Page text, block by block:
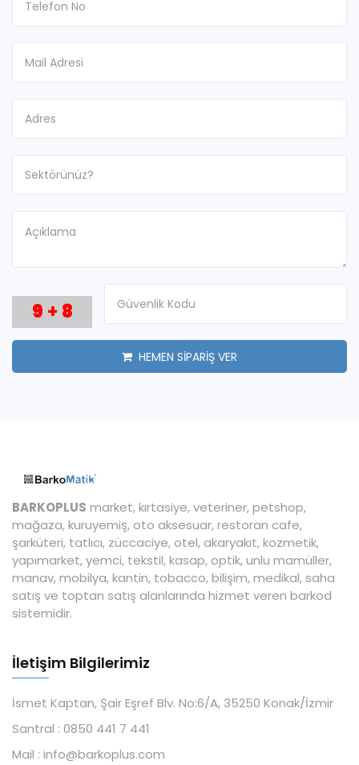
9 + 8
HEMEN SİPARİŞ VER
BARKOPLUS market, kırtasiye, veteriner, petshop,
mağaza, kuruyemiş, oto aksesuar, restoran cafe,
şarküteri, tatlıcı, züccaciye, otel, akaryakıt, kozmetik,
yapımarket, yemci, tekstil, kasap, optik, unlu mamüller,
manav, mobilya, kantin, tobacco, bilişim, medikal, saha
satış ve toptan satış alanlarında hizmet veren barkod
sistemidir.
İletişim Bilgilerimiz
İsmet Kaptan, Şair Eşref Blv. No:6/A, 35250 Konak/İzmir
Santral : 0850 441 7 441
Mail : info@barkoplus.com